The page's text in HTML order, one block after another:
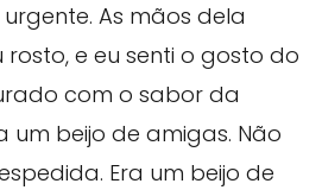
As mãos dela
e eu senti o gosto do
com o sabor da
um beijo de amigas. Não
Era um beijo de